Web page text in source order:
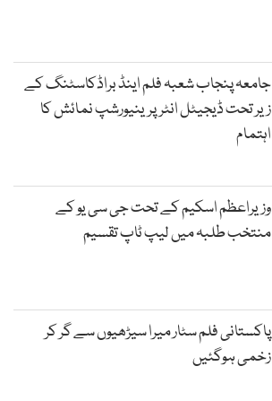
جامعہ پنجاب شعبہ فلم اینڈ براڈکاسٹنگ کے
زیر تحت ڈیجیٹل انٹرپرینیورشپ نمائش کا
اہتمام
وزیراعظم اسکیم کے تحت جی سی یو کے
منتخب طلبہ میں لیپ ٹاپ تقسیم
پاکستانی فلم سٹار میرا سیڑھیوں سے گر کر
زخمی ہوگئیں